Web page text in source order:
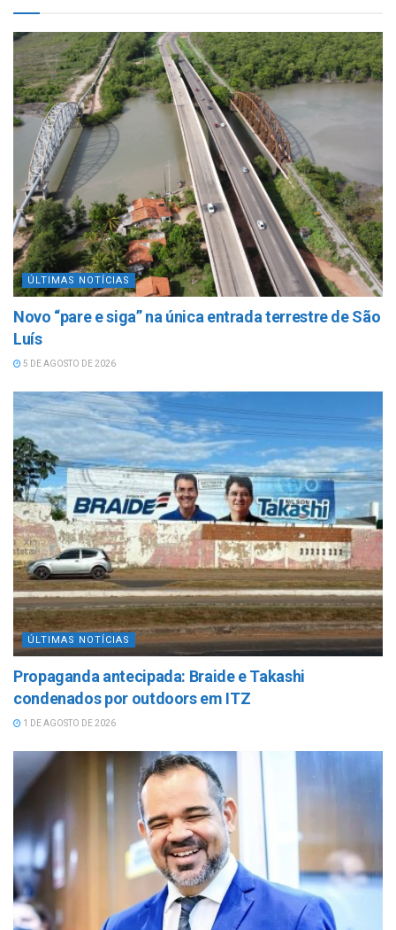
ÚLTIMAS NOTÍCIAS
Novo “pare e siga” na única entrada terrestre de São
Luís
5 DE AGOSTO DE 2026
ÚLTIMAS NOTÍCIAS
Propaganda antecipada: Braide e Takashi
condenados por outdoors em ITZ
1 DE AGOSTO DE 2026